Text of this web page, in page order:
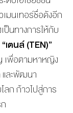
เมนเทอร์ชื่อดังอีก
ป็นทางการให้กับ
เตนล์ (TEN)”
เพื่อตามหาหญิง
ละพัฒนา
ก ก้าวไปสู่การ